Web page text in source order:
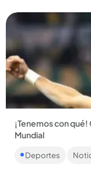
¡Tenemos con
Mundial
La Selección
p.m.) ante Suiza
Deportes